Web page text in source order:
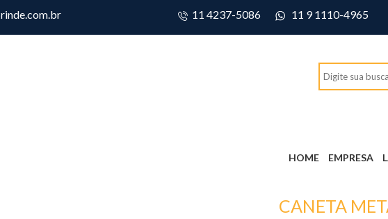
11 4237-5086 11 9 1110-4965
HOME EMPRESA
CANETA